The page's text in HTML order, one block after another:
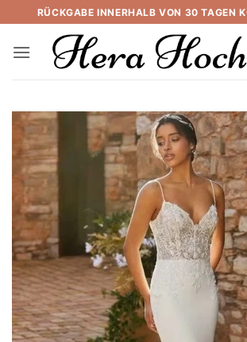
to
content
RÜCKGABE INNERHALB VON 30 TAGEN